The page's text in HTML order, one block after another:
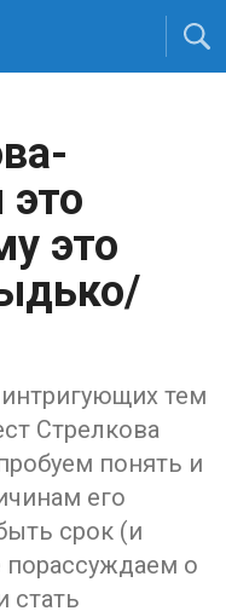
это
это
тем
Стрелкова
понять и
его
срок (и
порассуждаем о
стать